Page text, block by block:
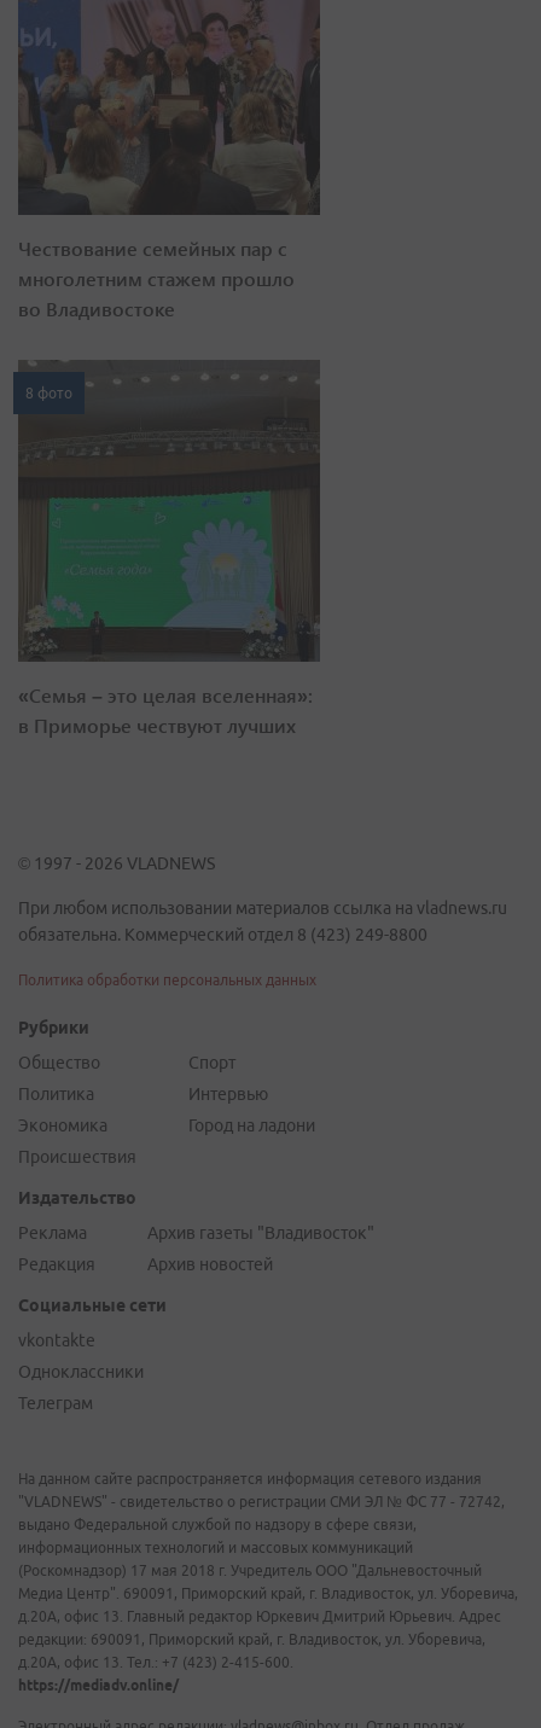
Чествование семейных пар с
многолетним стажем прошло
во Владивостоке
8 фото
«Семья – это целая вселенная»:
в Приморье чествуют лучших
© 1997 - 2026 VLADNEWS
При любом использовании материалов ссылка на vladnews.ru
обязательна. Коммерческий отдел 8 (423) 249-8800
Политика обработки персональных данных
Рубрики
Общество
Политика
Экономика
Происшествия
Спорт
Интервью
Город на ладони
Издательство
Реклама
Редакция
Архив газеты "Владивосток"
Архив новостей
Социальные сети
vkontakte
Одноклассники
Телеграм
На данном сайте распространяется информация сетевого издания
"VLADNEWS" - свидетельство о регистрации СМИ ЭЛ № ФС 77 - 72742,
выдано Федеральной службой по надзору в сфере связи,
информационных технологий и массовых коммуникаций
(Роскомнадзор) 17 мая 2018 г. Учредитель ООО "Дальневосточный
Медиа Центр". 690091, Приморский край, г. Владивосток, ул. Уборевича,
д.20А, офис 13. Главный редактор Юркевич Дмитрий Юрьевич. Адрес
редакции: 690091, Приморский край, г. Владивосток, ул. Уборевича,
д.20А, офис 13. Тел.: +7 (423) 2-415-600.
https://mediadv.online/